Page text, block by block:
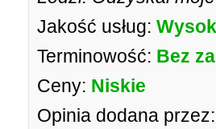
Jakość usług:
Terminowość: Bez
Ceny: Niskie
Opinia dodana przez: